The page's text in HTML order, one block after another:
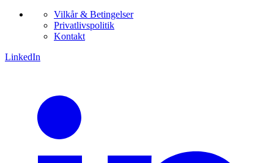
Vilkår & Betingelser
Privatlivspolitik
Kontakt
LinkedIn